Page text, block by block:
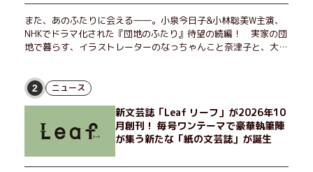
また、あのふたりに会える――。小泉今日子&小林聡美W主演、
NHKでドラマ化された『団地のふたり』待望の続編！ 実家の団
地で暮らす、イラストレーターのなっちゃんこと奈津子と、大学
げたり、部屋でふたりだけの「台湾映画祭」を催したり。50代
独身、幼なじみの変わらぬ友情とささやかな幸せの日々を描く。
2 ニュース
新文芸誌「Leaf リーフ」が2026年10
月創刊！ 毎号ワンテーマで豪華執筆陣
が集う新たな「紙の文芸誌」が誕生